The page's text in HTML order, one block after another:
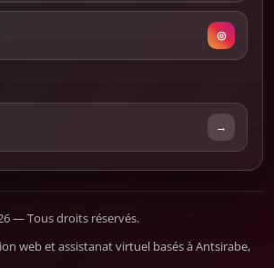
◎
→
— Tous droits réservés.
web et assistanat virtuel basés à Antsirabe,